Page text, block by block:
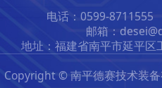
电话：0599-8711555
邮箱：
地址：福建省南平市延平区
Copyright © 南平德赛技术装